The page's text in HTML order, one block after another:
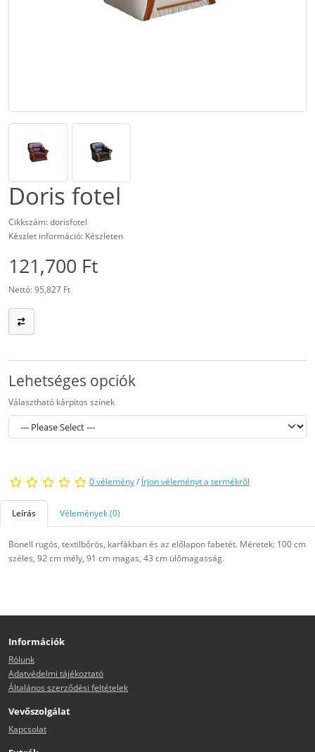
Doris fotel
Cikkszám: dorisfotel
Készlet információ: Készleten
121,700 Ft
Nettó: 95,827 Ft
Lehetséges opciók
Választható kárpitos színek
0 vélemény/ Írjon véleményt a termékről
Leírás Vélemények (0)
Bonell rugós, textilbőrös, karfákban és az előlapon fabetét. Méretek: 100 cm
széles, 92 cm mély, 91 cm magas, 43 cm ülőmagasság.
Információk
Rólunk
Adatvédelmi tájékoztató
Általános szerződési feltételek
Vevőszolgálat
Kapcsolat